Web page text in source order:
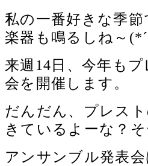
私の一番好きな季節
楽器も鳴るしね～
来週14日、今年も
会を開催します。
だんだん、プレス
きているよーな？
アンサンブル発表